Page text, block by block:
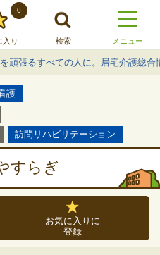
入り
0
検索 メニュー
頑張るすべての人に。居宅介護総合
護
訪問リハビリテーション
すらぎ
お気に入りに
登録